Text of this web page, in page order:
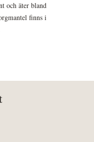
och äter bland
finns i